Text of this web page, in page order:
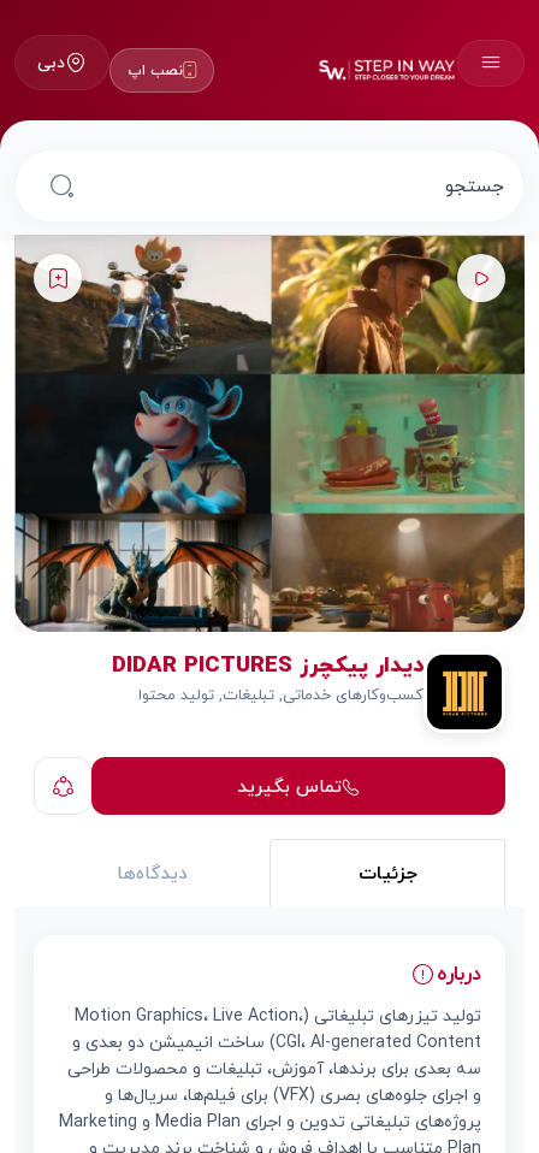
نصب اپ دبی
دیدار پیکچرز DIDAR PICTURES
کسب‌وکارهای خدماتی, تبلیغات, تولید محتوا
تماس بگیرید
جزئیات دیدگاه‌ها
درباره
تولید تیزرهای تبلیغاتی (Motion Graphics، Live Action،
CGI، AI-generated Content) ساخت انیمیشن دو بعدی و
سه بعدی برای برندها، آموزش، تبلیغات و محصولات طراحی
و اجرای جلوه‌های بصری (VFX) برای فیلم‌ها، سریال‌ها و
پروژه‌های تبلیغاتی تدوین و اجرای Media Plan و Marketing